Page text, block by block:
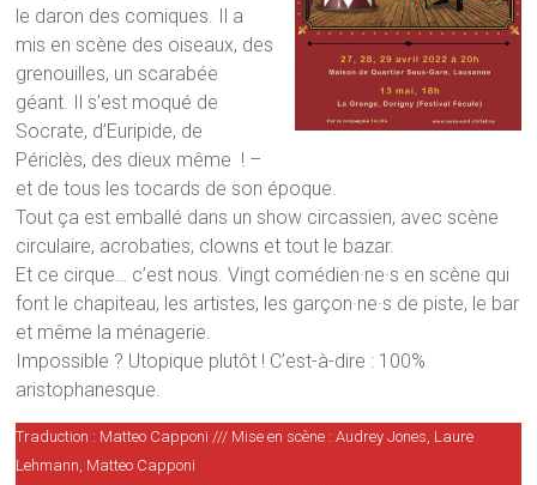
le daron des comiques. Il a
mis en scène des oiseaux, des
grenouilles, un scarabée
géant. Il s’est moqué de
Socrate, d’Euripide, de
Périclès, des dieux même ! –
et de tous les tocards de son époque.
Tout ça est emballé dans un show circassien, avec scène
circulaire, acrobaties, clowns et tout le bazar.
Et ce cirque… c’est nous. Vingt comédien·ne·s en scène qui
font le chapiteau, les artistes, les garçon·ne·s de piste, le bar
et même la ménagerie.
Impossible ? Utopique plutôt ! C’est-à-dire : 100%
aristophanesque.
Traduction : Matteo Capponi /// Mise en scène : Audrey Jones, Laure
Lehmann, Matteo Capponi